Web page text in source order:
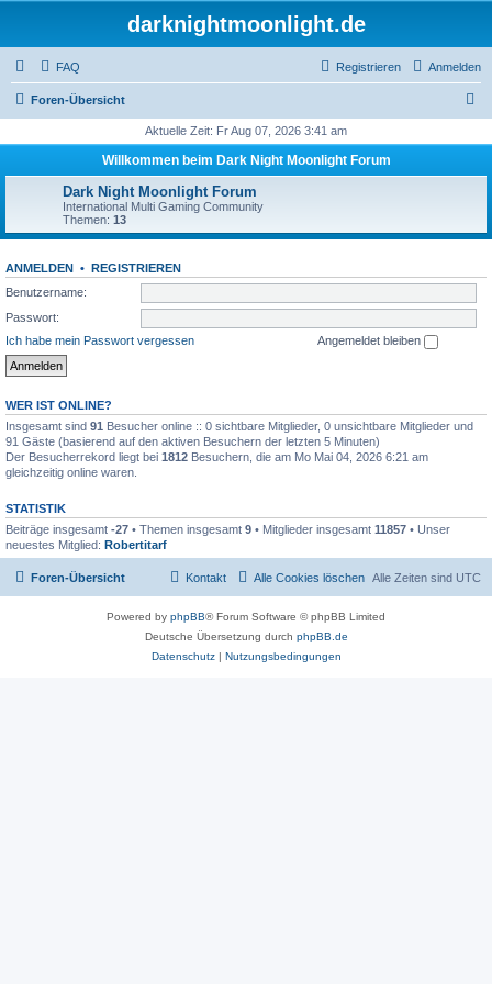
darknightmoonlight.de
FAQ Anmelden
Registrieren
Foren-Übersicht
h
Aktuelle Zeit: Fr Aug 07, 2026 3:41 am
Willkommen beim Dark Night Moonlight Forum
Dark Night Moonlight Forum
International Multi Gaming Community
Themen: 13
ANMELDEN • REGISTRIEREN
Benutzername:
Passwort:
Ich habe mein Passwort vergessen
Angemeldet bleiben
WER IST ONLINE?
Insgesamt sind 91 Besucher online :: 0 sichtbare Mitglieder, 0 unsichtbare Mitglieder und
91 Gäste (basierend auf den aktiven Besuchern der letzten 5 Minuten)
Der Besucherrekord liegt bei 1812 Besuchern, die am Mo Mai 04, 2026 6:21 am
gleichzeitig online waren.
STATISTIK
Beiträge insgesamt -27 • Themen insgesamt 9 • Mitglieder insgesamt 11857 • Unser
neuestes Mitglied: Robertitarf
Foren-Übersicht Alle Zeiten sind UTC
Alle Cookies löschen
Kontakt
Powered by phpBB® Forum Software © phpBB Limited
Deutsche Übersetzung durch phpBB.de
Datenschutz| Nutzungsbedingungen